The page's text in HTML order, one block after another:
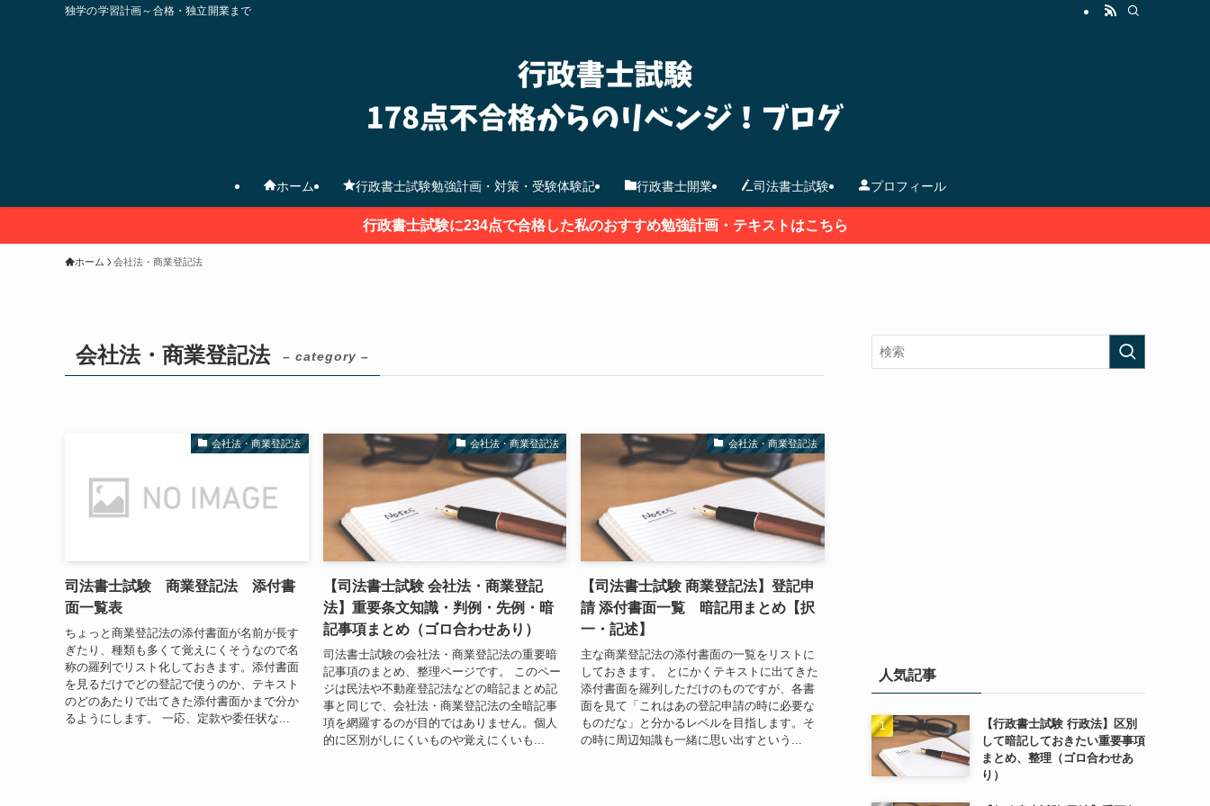
独学の学習計画～合格・独立開業まで
ホーム 行政書士試験勉強計画・対策・受験体験記 行政書士開業 司法書士試験 プロフィール
行政書士試験に234点で合格した私のおすすめ勉強計画・テキストはこちら
ホーム 会社法・商業登記法
会社法・商業登記法 – category –
会社法・商業登記法
司法書士試験 商業登記法 添付書
面一覧表
ちょっと商業登記法の添付書面が名前が長す
ぎたり、種類も多くて覚えにくそうなので名
称の羅列でリスト化しておきます。添付書面
を見るだけでどの登記で使うのか、テキスト
のどのあたりで出てきた添付書面かまで分か
るようにします。 一応、定款や委任状な...
会社法・商業登記法
【司法書士試験 会社法・商業登記
法】重要条文知識・判例・先例・暗
記事項まとめ（ゴロ合わせあり）
司法書士試験の会社法・商業登記法の重要暗
記事項のまとめ、整理ページです。 このペー
ジは民法や不動産登記法などの暗記まとめ記
事と同じで、会社法・商業登記法の全暗記事
項を網羅するのが目的ではありません。個人
的に区別がしにくいものや覚えにくいも...
会社法・商業登記法
【司法書士試験 商業登記法】登記申
請 添付書面一覧 暗記用まとめ【択
一・記述】
主な商業登記法の添付書面の一覧をリストに
しておきます。 とにかくテキストに出てきた
添付書面を羅列しただけのものですが、各書
面を見て「これはあの登記申請の時に必要な
ものだな」と分かるレベルを目指します。そ
の時に周辺知識も一緒に思い出すという...
人気記事
【行政書士試験 行政法】区別
して暗記しておきたい重要事項
まとめ、整理（ゴロ合わせあ
り）